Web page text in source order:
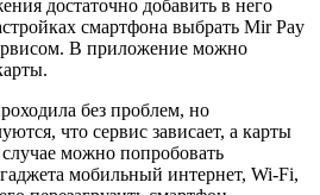
достаточно добавить в него
смартфона выбрать Mir Pay
В приложение можно
без проблем, но
что сервис зависает, а карты
можно попробовать
мобильный интернет, Wi-Fi,